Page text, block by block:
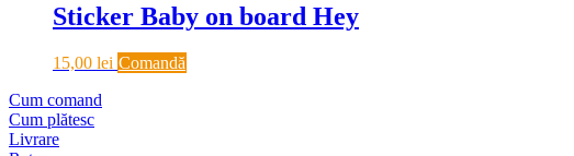
Sticker Baby on board Hey
15,00 lei Comandă
Cum comand
Cum plătesc
Livrare